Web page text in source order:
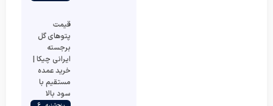
قیمت
پتوهای گل
برجسته
ایرانی چیکا |
خرید عمده
مستقیم با
سود بالا